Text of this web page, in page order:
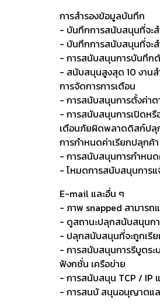
การสำรองข้อมูลบันทึก
- บันทึกการสนับสนุนที่จะส
- บันทึกการสนับสนุนที่จะ
- การสนับสนุนการบันทึก
- สนับสนุนสูงสุด 10 งานส
การจัดการการเตือน
- การสนับสนุนการตั้งค่าต
- การสนับสนุนการเปิดห
เตือนภัยผิดพลาดดิสก์ปลุ
การกำหนดค่าเรียกปลุกค้า
- การสนับสนุนการกำหน
- โหมดการสนับสนุนการ
E-mail และอื่น ๆ
- ภาพ snapped สามาร
- ดูสถานะปลุกสนับสนุนกา
- ปลุกสนับสนุนที่จะถูกเรีย
- การสนับสนุนการรีบูตร
ฟังกชั่น เครือข่าย
- การสนับสนุน TCP / IP แ
- การสนบั สนุนอนุญาตแล